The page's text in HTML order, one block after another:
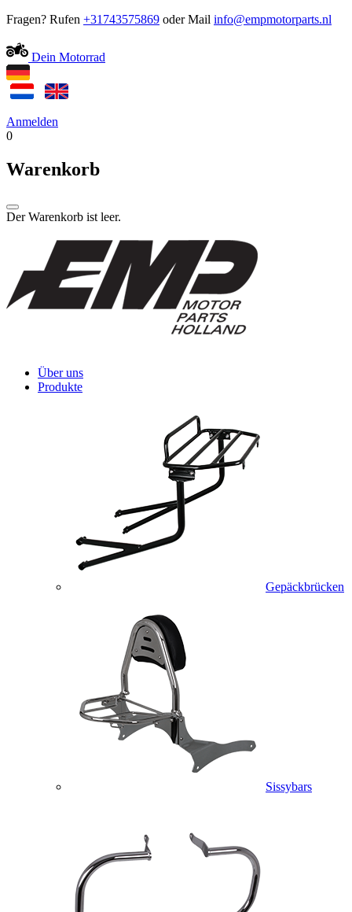
Fragen? Rufen +31743575869 oder Mail
Dein Motorrad
Anmelden
0
Warenkorb
Der Warenkorb ist leer.
Über uns
Produkte
Gepäckbrücken
Sissybars